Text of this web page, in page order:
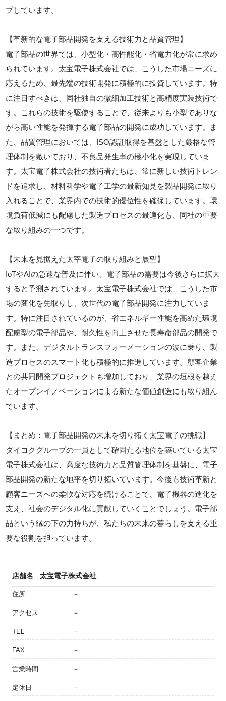
プしています。
【革新的な電子部品開発を支える技術力と品質管理】
電子部品の世界では、小型化・高性能化・省電力化が常に求め
られています。太宝電子株式会社では、こうした市場ニーズに
応えるため、最先端の技術開発に積極的に投資しています。特
に注目すべきは、同社独自の微細加工技術と高精度実装技術で
す。これらの技術を駆使することで、従来よりも小型でありな
がら高い性能を発揮する電子部品の開発に成功しています。ま
た、品質管理においては、ISO認証取得を基盤とした厳格な管
理体制を敷いており、不良品発生率の極小化を実現していま
す。太宝電子株式会社の技術者たちは、常に新しい技術トレン
ドを追求し、材料科学や電子工学の最新知見を製品開発に取り
入れることで、業界内での技術的優位性を確保しています。環
境負荷低減にも配慮した製造プロセスの最適化も、同社の重要
な取り組みの一つです。
【未来を見据えた太宰電子の取り組みと展望】
IoTやAIの急速な普及に伴い、電子部品の需要は今後さらに拡大
すると予測されています。太宝電子株式会社では、こうした市
場の変化を先取りし、次世代の電子部品開発に注力していま
す。特に注目されているのが、省エネルギー性能を高めた環境
配慮型の電子部品や、耐久性を向上させた長寿命部品の開発で
す。また、デジタルトランスフォーメーションの波に乗り、製
造プロセスのスマート化も積極的に推進しています。顧客企業
との共同開発プロジェクトも増加しており、業界の垣根を越え
たオープンイノベーションによる新たな価値創造にも取り組ん
でいます。
【まとめ：電子部品開発の未来を切り拓く太宝電子の挑戦】
ダイコクグループの一員として確固たる地位を築いている太宝
電子株式会社は、高度な技術力と品質管理体制を基盤に、電子
部品開発の新たな地平を切り拓いています。今後も技術革新と
顧客ニーズへの柔軟な対応を続けることで、電子機器の進化を
支え、社会のデジタル化に貢献していくことでしょう。電子部
品という縁の下の力持ちが、私たちの未来の暮らしを支える重
要な役割を担っています。
店舗名 太宝電子株式会社
住所 －
アクセス －
TEL －
FAX －
営業時間 －
定休日 －